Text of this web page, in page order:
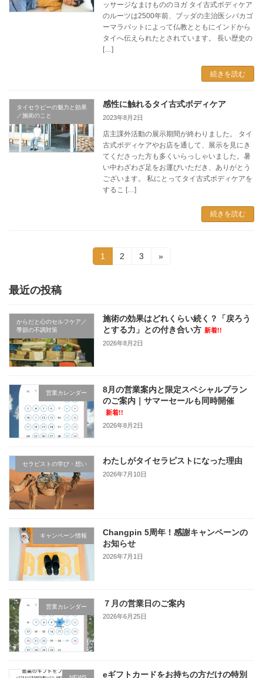
ッサージなまけもののヨガ タイ古式ボディケア
のルーツは2500年前、ブッダの主治医シバカゴ
ーマラバットによって仏教とともにインドから
タイへ伝えられたとされています。 長い歴史の
[…]
続きを読む
タイセラピーの魅力と効果
／施術のこと
感性に触れるタイ古式ボディケア
2023年8月2日
店主課外活動の展示期間が終わりました。 タイ
古式ボディケアやお店を通して、展示を見にき
てくださった方も多くいらっしゃいました。暑
い中わざわざ足をお運びいただき、ありがとう
ございます。 私にとってタイ古式ボディケアを
するこ […]
続きを読む
の
ペ
ー
ジ
り
固
定
1
固
2
固
3 »
最近の投稿
からだと心のセルフケア／
季節の不調対策
施術の効果はどれくらい続く？「戻ろう
とする力」との付き合い方 新着!!
2026年8月2日
営業カレンダー
8月の営業案内と限定スペシャルプラン
のご案内｜サマーセールも同時開催
新着!!
2026年8月2日
セラピストの学び・想い わたしがタイセラピストになった理由
2026年7月10日
キャンペーン情報
Changpin 5周年！感謝キャンペーンの
お知らせ
2026年7月1日
営業カレンダー ７月の営業日のご案内
2026年6月25日
eギフトカードをお持ちの方だけの特別